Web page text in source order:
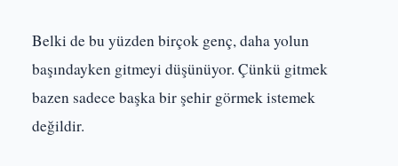
Belki de bu yüzden birçok genç, daha yolun
başındayken gitmeyi düşünüyor. Çünkü gitmek
bazen sadece başka bir şehir görmek istemek
değildir.